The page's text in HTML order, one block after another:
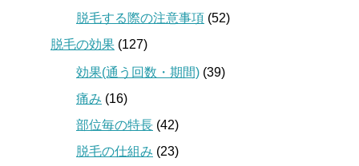
脱毛する際の注意事項 (52)
脱毛の効果 (127)
効果(通う回数・期間) (39)
痛み (16)
部位毎の特長 (42)
脱毛の仕組み (23)